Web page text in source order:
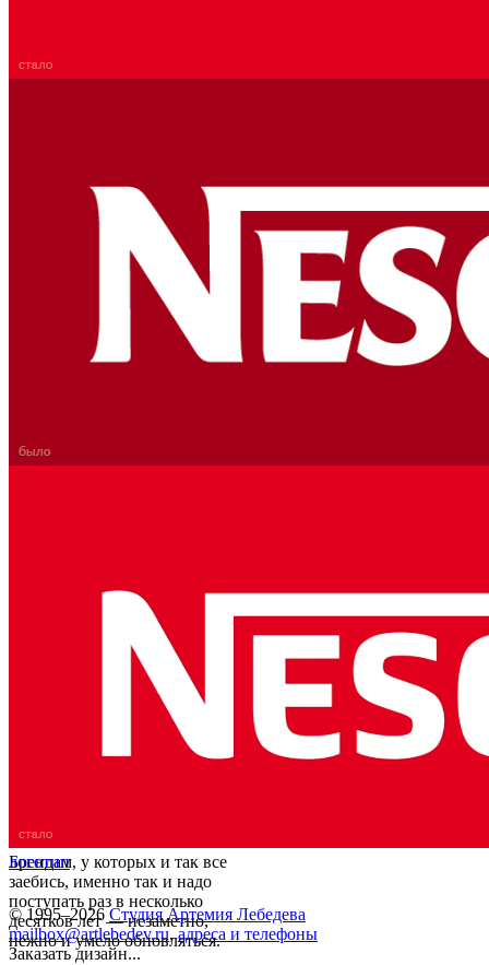
Брендам, у которых и так все
заебись, именно так и надо
поступать раз в несколько
десятков лет — незаметно,
нежно и умело обновляться.
логотип
© 1995–2026 Студия Артемия Лебедева
mailbox@artlebedev.ru, адреса и телефоны
Заказать дизайн...